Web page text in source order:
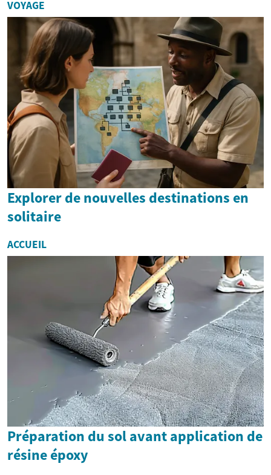
rafraîchissement. De la ...
VOYAGE
Explorer de nouvelles destinations en
solitaire
ACCUEIL
Préparation du sol avant application de
résine époxy